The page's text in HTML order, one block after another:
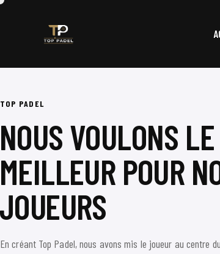
TOP PADEL
NOUS VOULONS LE
MEILLEUR POUR
JOUEURS
En créant Top Padel, nous avons mis le joueur au centre